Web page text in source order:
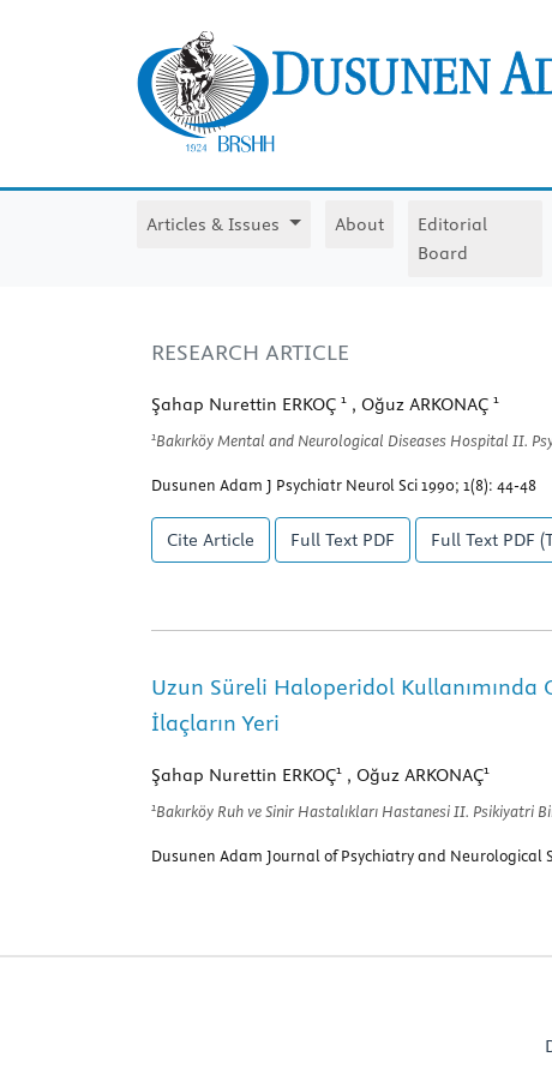
Articles & Issues About
Editorial
Board
RESEARCH ARTICLE
Şahap Nurettin ERKOÇ 1 , Oğuz ARKONAÇ 1
1Bakırköy Mental and Neurological Diseases Hospital II.
Dusunen Adam J Psychiatr Neurol Sci 1990; 1(8): 44-48
Cite Article Full Text PDF Full Text PDF
Uzun Süreli Haloperidol
İlaçların Yeri
Şahap Nurettin ERKOÇ1 , Oğuz ARKONAÇ1
1Bakırköy Ruh ve Sinir Hastalıkları Hastanesi II. Psikiyatri
Dusunen Adam Journal of Psychiatry and Neurological